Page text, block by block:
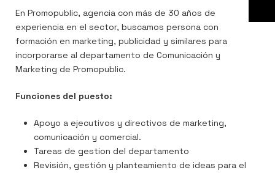
En Promopublic, agencia con más de 30 años de
experiencia en el sector, buscamos persona con
formación en marketing, publicidad y similares para
incorporarse al departamento de Comunicación y
Marketing de Promopublic.
Funciones del puesto:
Apoyo a ejecutivos y directivos de marketing,
comunicación y comercial.
Tareas de gestion del departamento
Revisión, gestión y planteamiento de ideas para el
Navegación
de
entradas